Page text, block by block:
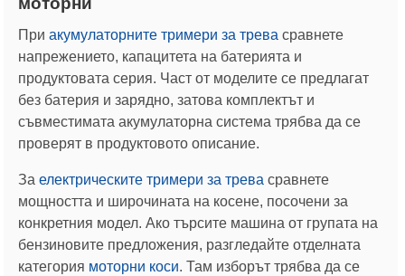
При акумулаторните тримери за трева сравнете
напрежението, капацитета на батерията и
продуктовата серия. Част от моделите се предлагат
без батерия и зарядно, затова комплектът и
съвместимата акумулаторна система трябва да се
проверят в продуктовото описание.
За електрическите тримери за трева сравнете
мощността и широчината на косене, посочени за
конкретния модел. Ако търсите машина от групата на
бензиновите предложения, разгледайте отделната
категория моторни коси. Там изборът трябва да се